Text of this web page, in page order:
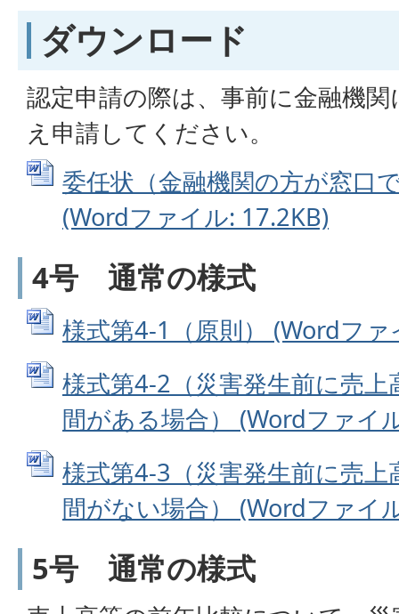
ダウンロード
認定申請の際は、事前に金融機
え申請してください。
委任状（金融機関の方が窓口
(Wordファイル: 17.2KB)
4号 通常の様式
様式第4-1（原則） (Wordフ
様式第4-2（災害発生前に売
間がある場合） (Wordファイ
様式第4-3（災害発生前に売
間がない場合） (Wordファイ
5号 通常の様式